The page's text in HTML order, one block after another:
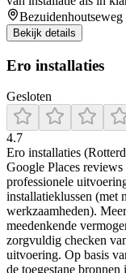
Bekijk details
Ero installaties
Gesloten
4.7
Ero installaties
Google Places
professionele
installatieklussen (met
werkzaamheden).
meedenkende
zorgvuldig checken
uitvoering. Op basis
de toegestane